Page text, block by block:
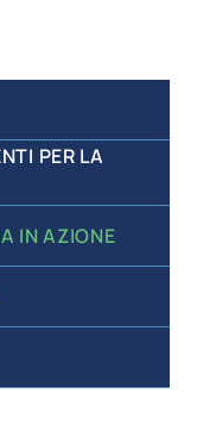
PER LA
IN AZIONE